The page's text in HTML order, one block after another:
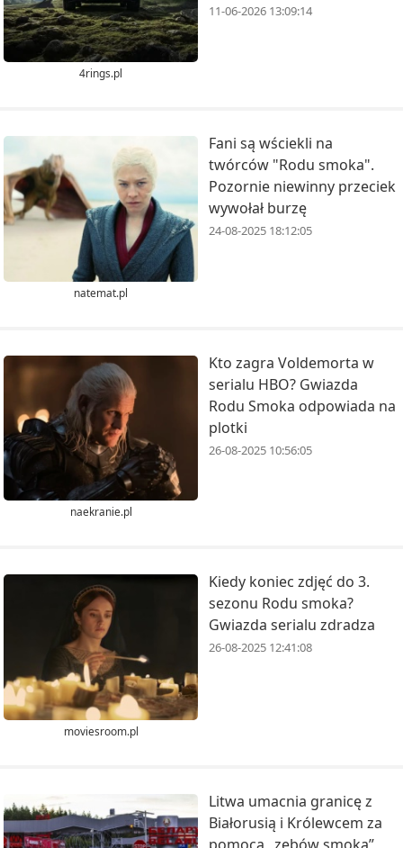
4rings.pl
11-06-2026 13:09:14
natemat.pl
Fani są wściekli na
twórców "Rodu smoka".
Pozornie niewinny przeciek
wywołał burzę
24-08-2025 18:12:05
naekranie.pl
Kto zagra Voldemorta w
serialu HBO? Gwiazda
Rodu Smoka odpowiada na
plotki
26-08-2025 10:56:05
moviesroom.pl
Kiedy koniec zdjęć do 3.
sezonu Rodu smoka?
Gwiazda serialu zdradza
26-08-2025 12:41:08
Litwa umacnia granicę z
Białorusią i Królewcem za
pomocą „zębów smoka”